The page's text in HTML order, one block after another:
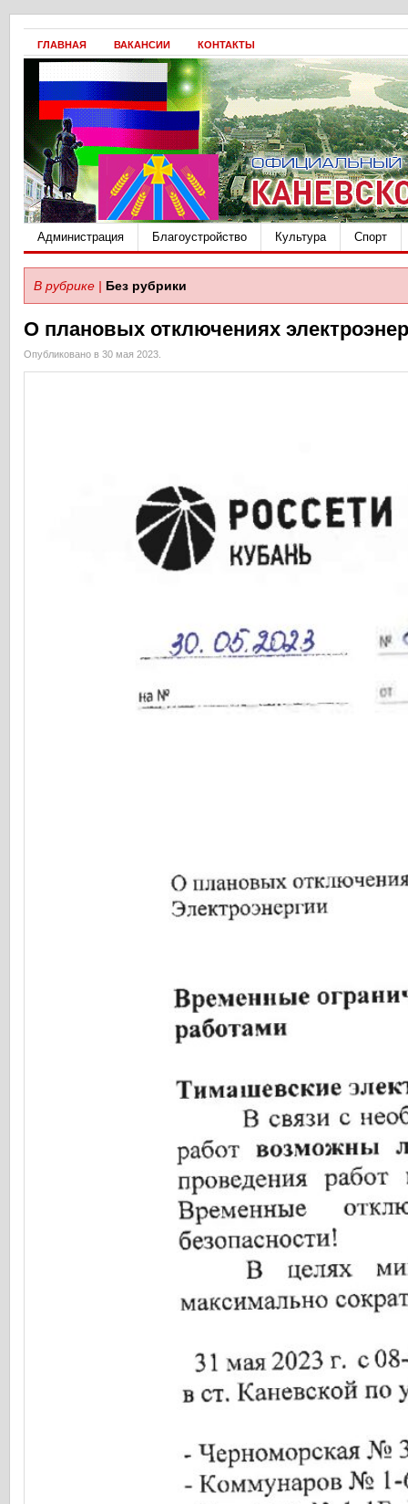
ГЛАВНАЯ ВАКАНСИИ КОНТАКТЫ
Администрация Благоустройство Культура Спорт
В рубрике | Без рубрики
О плановых отключениях
Опубликовано в 30 мая 2023.